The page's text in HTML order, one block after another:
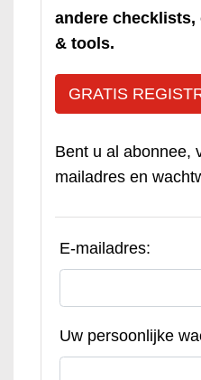
andere
& tools.
GRATIS
Bent u al abonnee,
mailadres en
E-mailadres:
Uw persoonlijke